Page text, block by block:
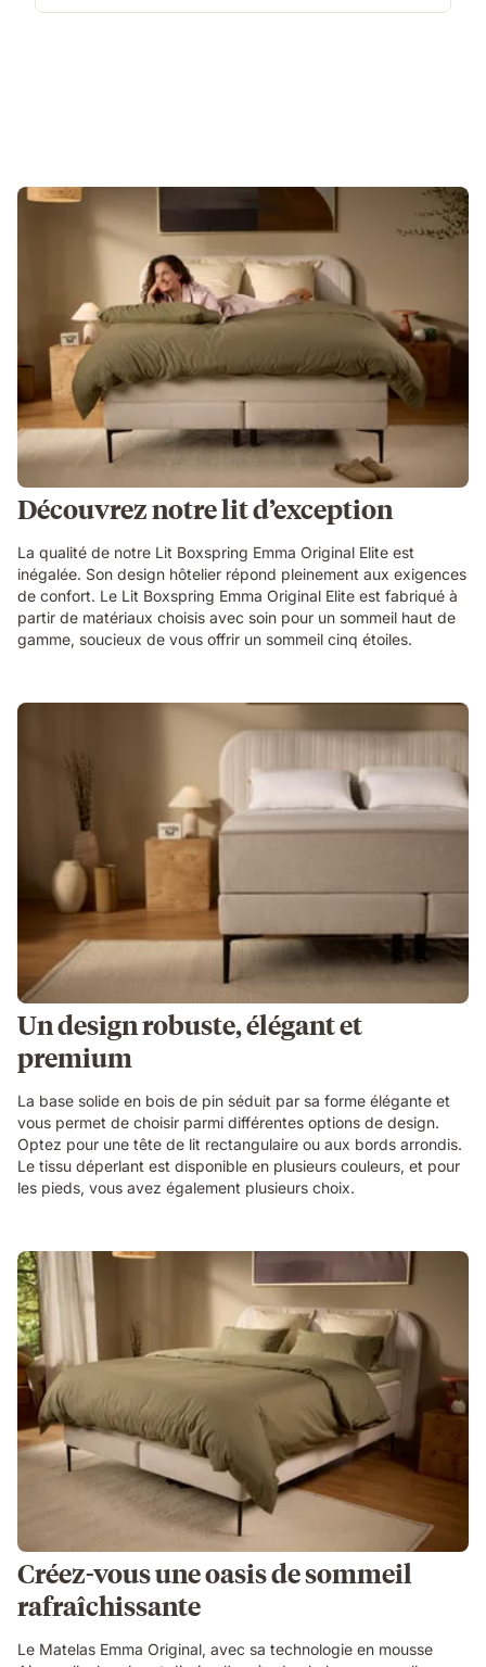
Découvrez notre lit d’exception
La qualité de notre Lit Boxspring Emma Original Elite est
inégalée. Son design hôtelier répond pleinement aux exigences
de confort. Le Lit Boxspring Emma Original Elite est fabriqué à
partir de matériaux choisis avec soin pour un sommeil haut de
gamme, soucieux de vous offrir un sommeil cinq étoiles.
Un design robuste, élégant et
premium
La base solide en bois de pin séduit par sa forme élégante et
vous permet de choisir parmi différentes options de design.
Optez pour une tête de lit rectangulaire ou aux bords arrondis.
Le tissu déperlant est disponible en plusieurs couleurs, et pour
les pieds, vous avez également plusieurs choix.
Créez-vous une oasis de sommeil
rafraîchissante
Le Matelas Emma Original, avec sa technologie en mousse